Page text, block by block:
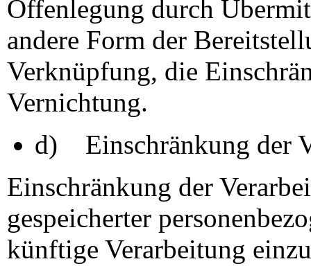
Offenlegung durch
andere Form der
Verknüpfung, die
Vernichtung.
d) Einschränkung der
Einschränkung der
gespeicherter
künftige Verarbeitung